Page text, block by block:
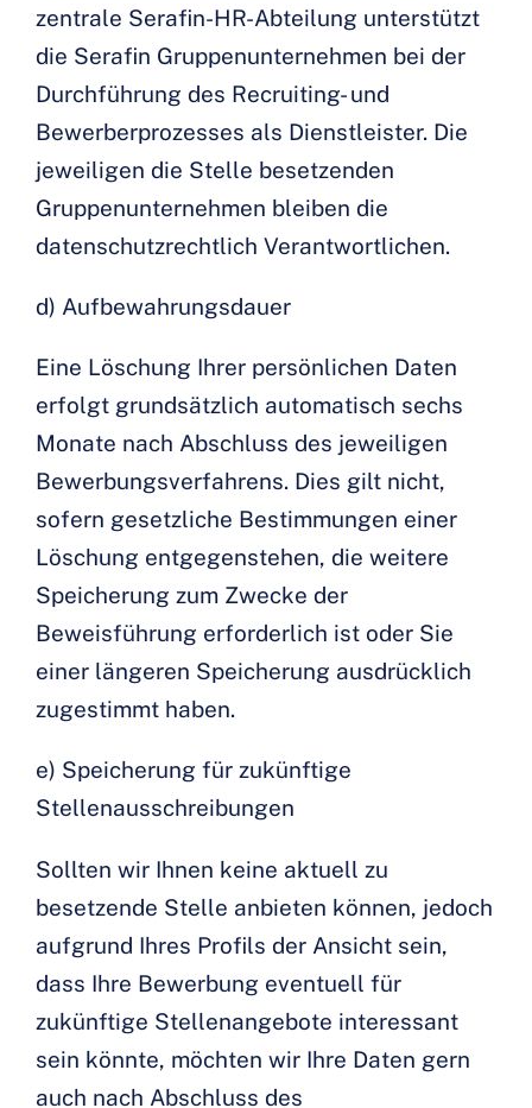
zentrale Serafin-HR-Abteilung unterstützt
die Serafin Gruppenunternehmen bei der
Durchführung des Recruiting- und
Bewerberprozesses als Dienstleister. Die
jeweiligen die Stelle besetzenden
Gruppenunternehmen bleiben die
datenschutzrechtlich Verantwortlichen.
d) Aufbewahrungsdauer
Eine Löschung Ihrer persönlichen Daten
erfolgt grundsätzlich automatisch sechs
Monate nach Abschluss des jeweiligen
Bewerbungsverfahrens. Dies gilt nicht,
sofern gesetzliche Bestimmungen einer
Löschung entgegenstehen, die weitere
Speicherung zum Zwecke der
Beweisführung erforderlich ist oder Sie
einer längeren Speicherung ausdrücklich
zugestimmt haben.
e) Speicherung für zukünftige
Stellenausschreibungen
Sollten wir Ihnen keine aktuell zu
besetzende Stelle anbieten können, jedoch
aufgrund Ihres Profils der Ansicht sein,
dass Ihre Bewerbung eventuell für
zukünftige Stellenangebote interessant
sein könnte, möchten wir Ihre Daten gern
auch nach Abschluss des